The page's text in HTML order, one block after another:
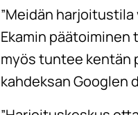
”Meidän
Ekamin
myös tuntee kentän
kahdeksan Googlen